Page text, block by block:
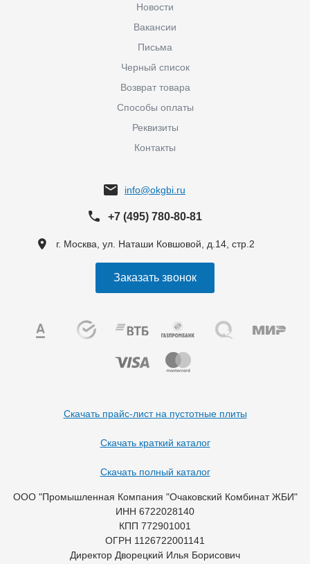
Новости
Вакансии
Письма
Черный список
Возврат товара
Способы оплаты
Реквизиты
Контакты
info@okgbi.ru
+7 (495) 780-80-81
г. Москва, ул. Наташи Ковшовой, д.14, стр.2
Заказать звонок
Скачать прайс-лист на пустотные плиты
Скачать краткий каталог
Скачать полный каталог
ООО "Промышленная Компания "Очаковский Комбинат ЖБИ"
ИНН 6722028140
КПП 772901001
ОГРН 1126722001141
Директор Дворецкий Илья Борисович